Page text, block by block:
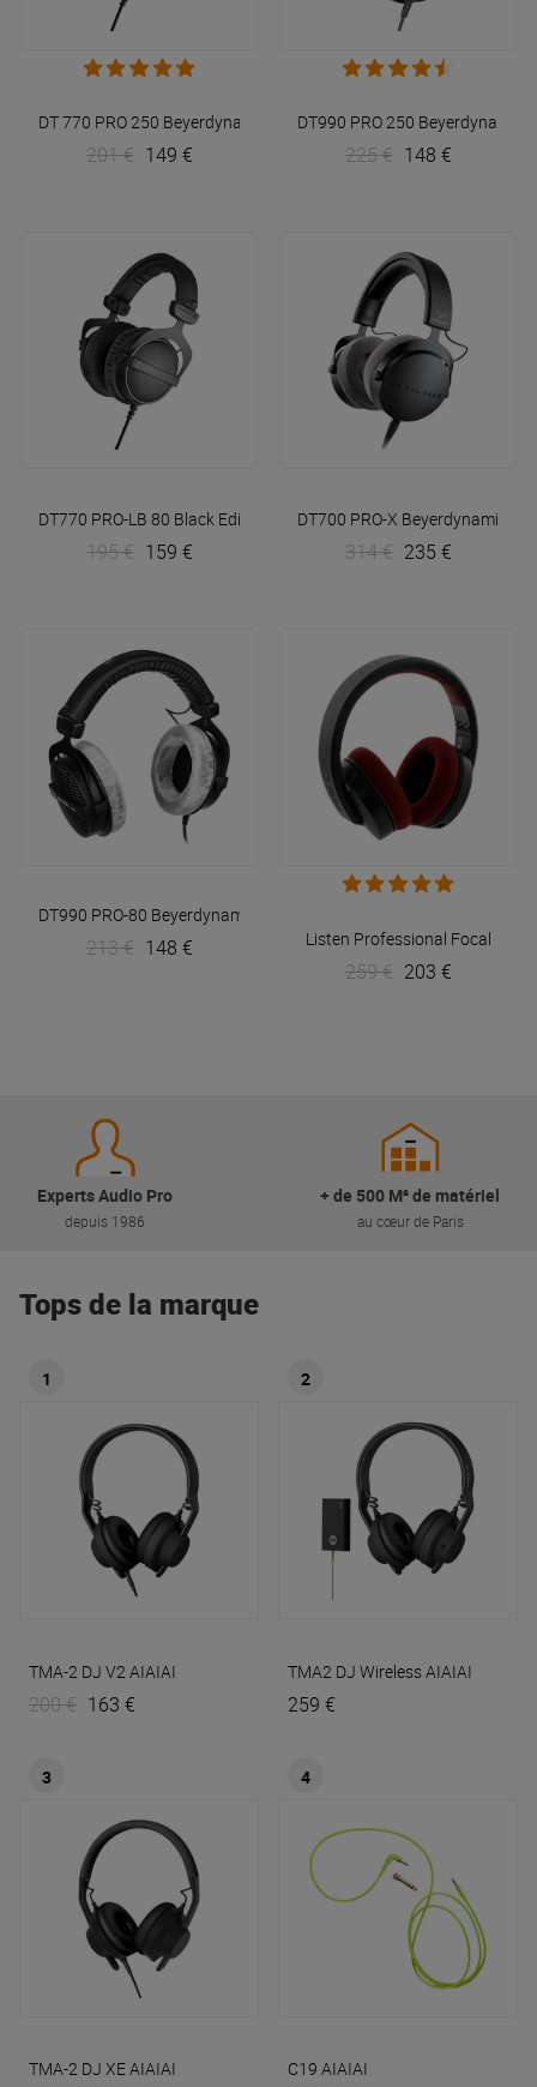
DT 770 PRO 250 Beyerdynamic
201 € 149 €
DT990 PRO 250 Beyerdynamic
225 € 148 €
DT770 PRO-LB 80 Black Edition Beyerdynamic
195 € 159 €
DT700 PRO-X Beyerdynamic
314 € 235 €
DT990 PRO-80 Beyerdynamic
213 € 148 € Listen Professional Focal
259 € 203 €
Experts Audio Pro
depuis 1986
+ de 500 M² de matériel
au cœur de Paris
Tops de la marque
1
TMA-2 DJ V2 AIAIAI
200 € 163 €
2
TMA2 DJ WirelessAIAIAI
259 €
3
TMA-2 DJ XEAIAIAI
4
C19 AIAIAI